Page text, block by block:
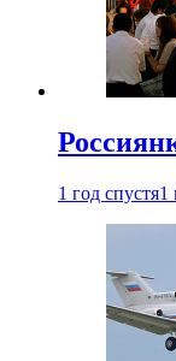
1 год спустя1